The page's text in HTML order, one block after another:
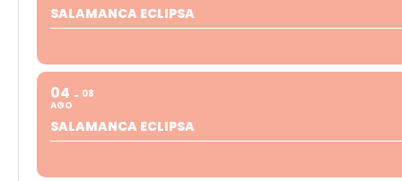
SALAMANCA ECLIPSA
04
AGO
08
SALAMANCA ECLIPSA